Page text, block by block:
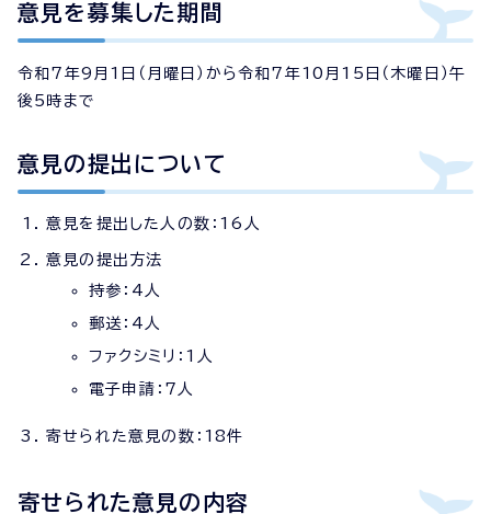
意見を募集した期間
令和7年9月1日（月曜日）から令和7年10月15日（木曜日）午
後5時まで
意見の提出について
意見を提出した人の数：16人
意見の提出方法
持参：4人
郵送：4人
ファクシミリ：1人
電子申請：7人
寄せられた意見の数：18件
寄せられた意見の内容